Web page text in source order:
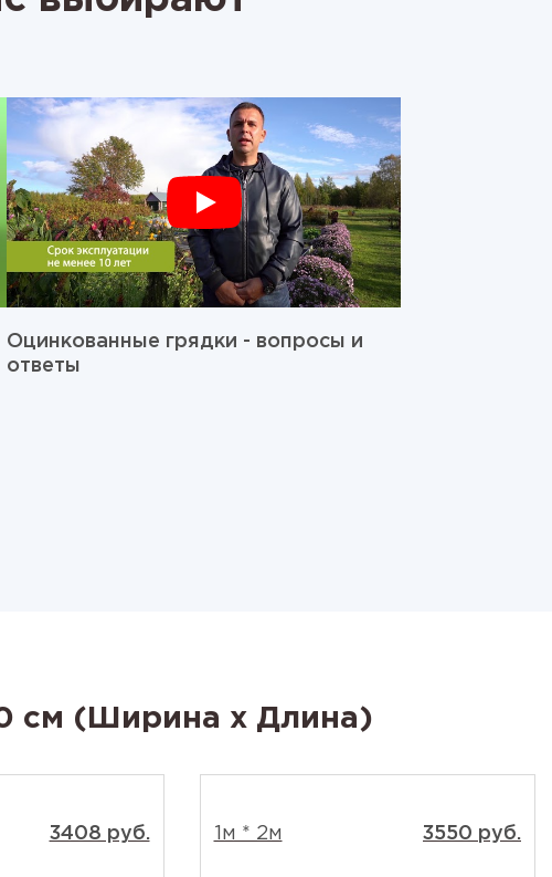
Оцинкованные грядки - вопросы и
ответы
см (Ширина x Длина)
3408 руб. 1м * 2м 3550 руб.